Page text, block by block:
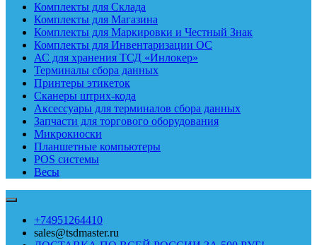
Комплекты для Склада
Комплекты для Магазина
Комплекты для Маркировки и Честный Знак
Комплекты для Инвентаризации ОС
АС для хранения ТСД «Инлокер»
Терминалы сбора данных
Принтеры этикеток
Сканеры штрих-кода
Аксессуары для терминалов сбора данных
Запчасти для торгового оборудования
Микрокиоски
Планшетные компьютеры
POS системы
Весы
+74951264410
sales@tsdmaster.ru